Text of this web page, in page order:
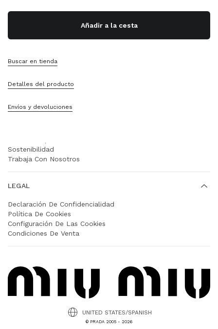
Añadir a la cesta
Buscar en tienda
Detalles del producto
Envíos y devoluciones
Localizador De Tiendas
Servicios Miu Miu
Preguntas Frecuentes
Sostenibilidad
Trabaja Con Nosotros
LEGAL
Declaración De Confidencialidad
Política De Cookies
Configuración De Las Cookies
Condiciones De Venta
© PRADA 2005 - 2026
UNITED STATES/SPANISH